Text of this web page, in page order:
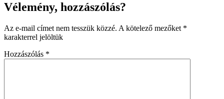
Vélemény, hozzászólás?
Az e-mail címet nem tesszük közzé. A kötelező mezőket *
karakterrel jelöltük
Hozzászólás *